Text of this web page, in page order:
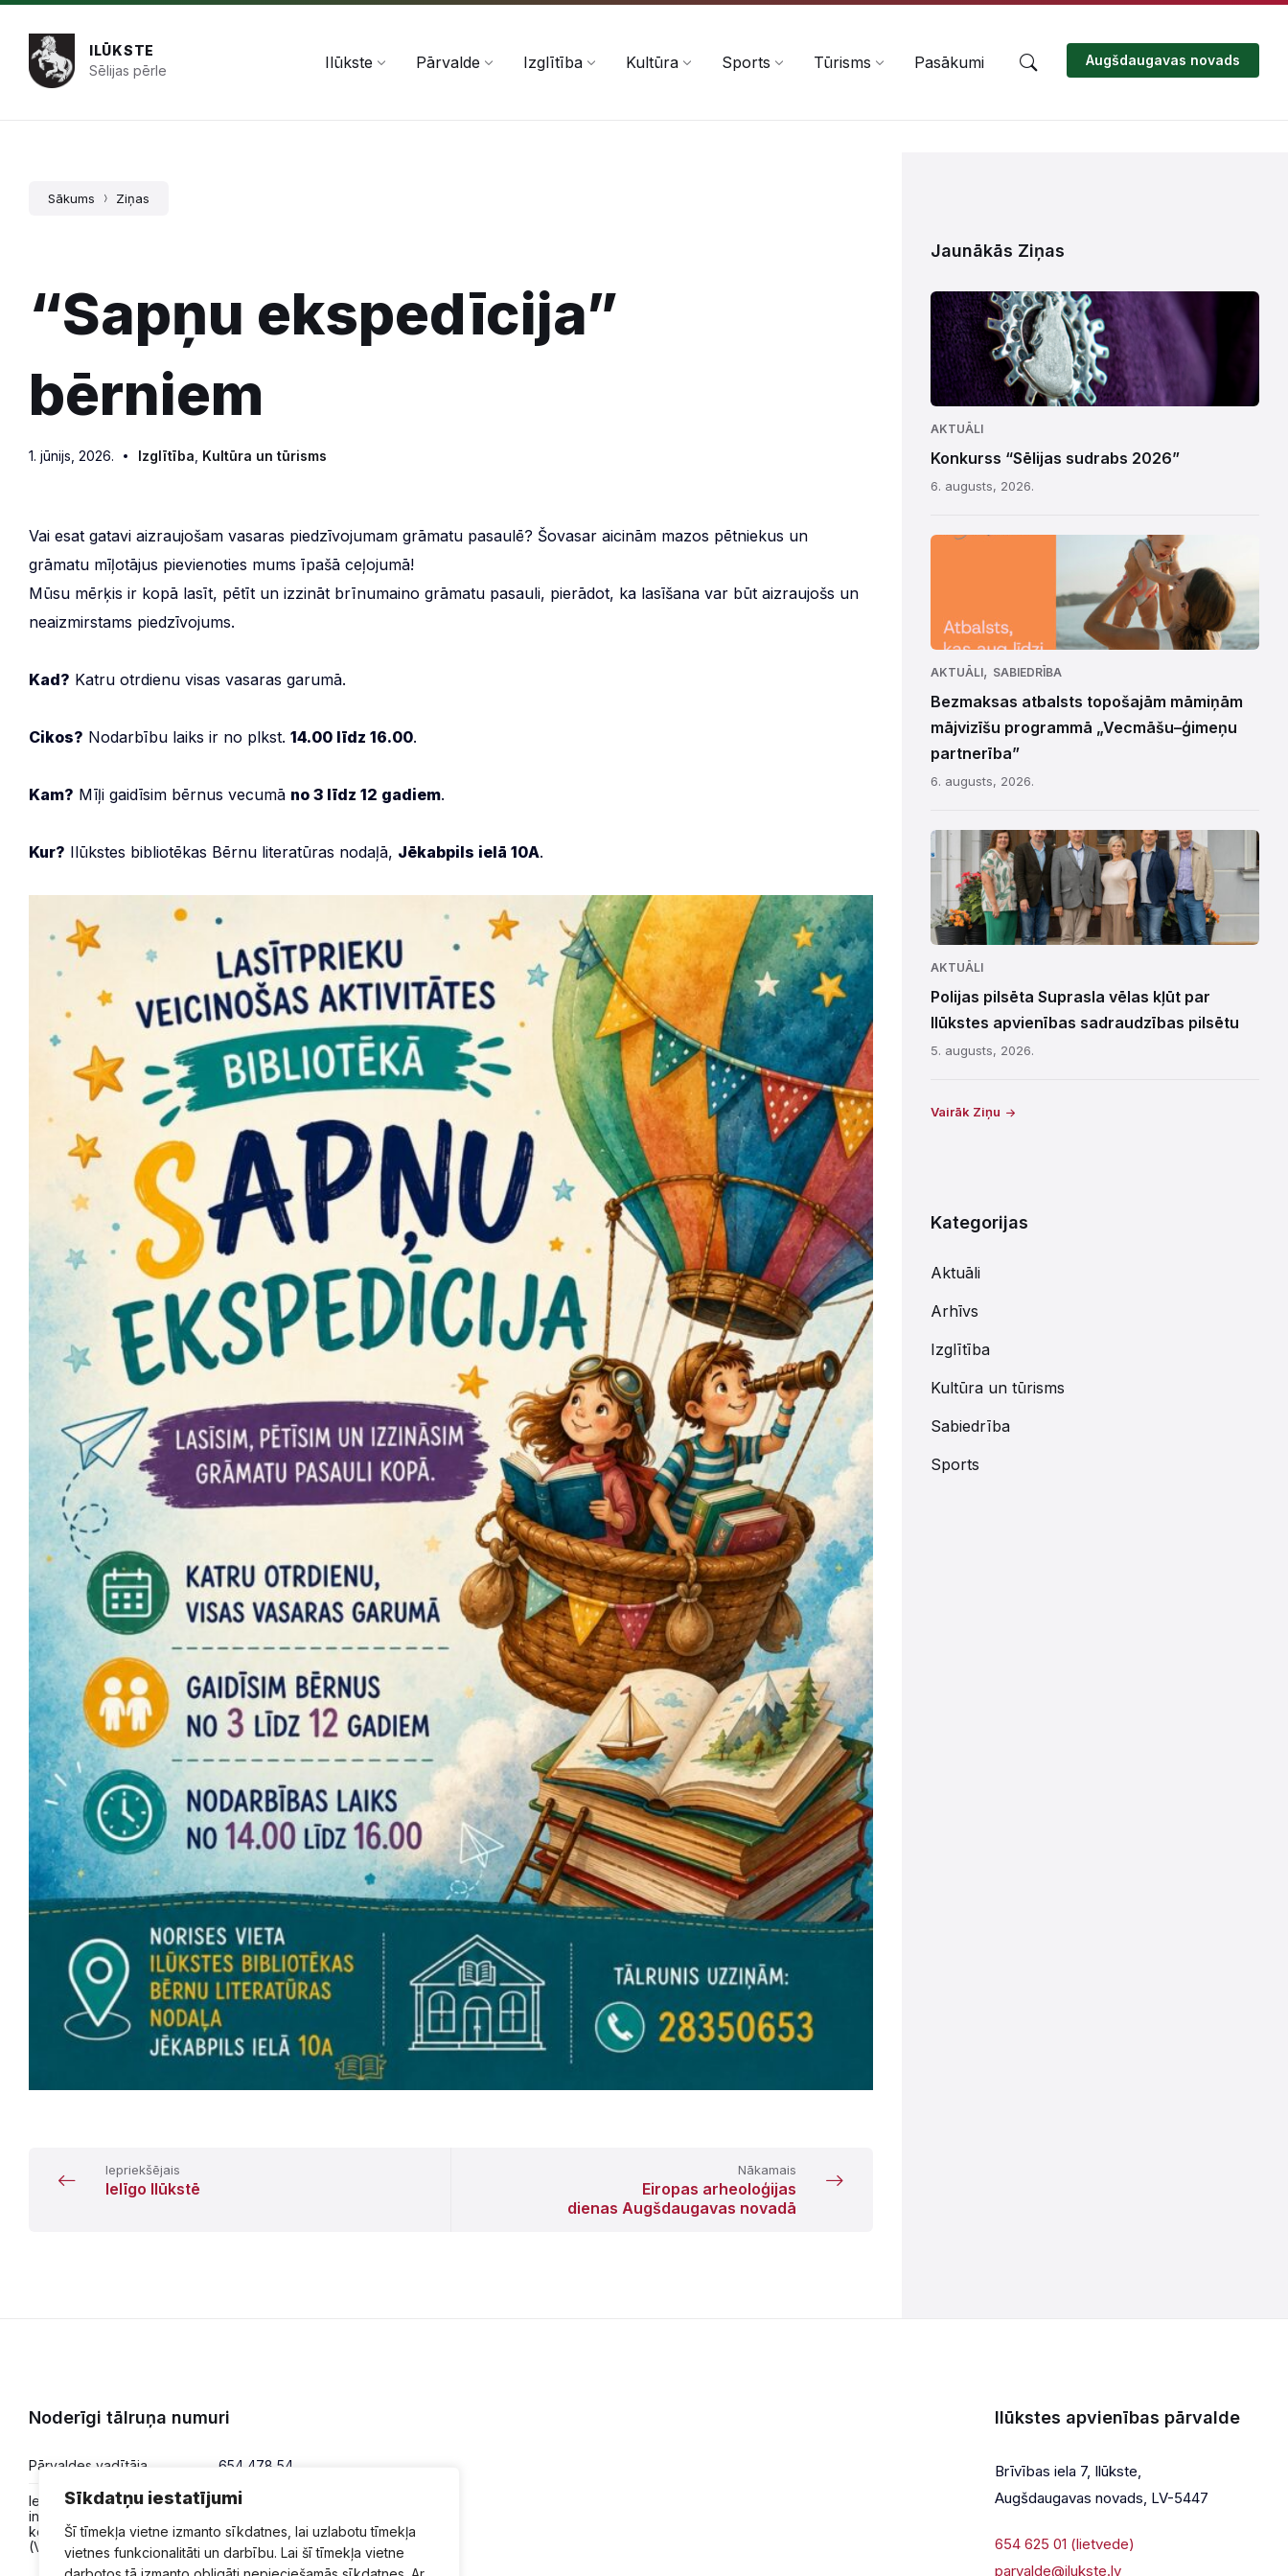
Sīkdatņu iestatījumi
Šī tīmekļa vietne izmanto sīkdatnes, lai uzlabotu tīmekļa
vietnes funkcionalitāti un darbību. Lai šī tīmekļa vietne
Pāriet
saturu
Skip
navigation
Skip
footer
ILŪKSTE
Sēlijas pērle
Ilūkste Pārvalde Izglītība Kultūra Sports Tūrisms Pasākumi Augšdaugavas novads
Sākums Ziņas
“Sapņu ekspedīcija”
bērniem
1. jūnijs, 2026. Izglītība Kultūra un tūrisms
Vai esat gatavi aizraujošam vasaras piedzīvojumam grāmatu pasaulē? Šovasar aicinām mazos pētniekus un
grāmatu mīļotājus pievienoties mums īpašā ceļojumā!
Mūsu mērķis ir kopā lasīt, pētīt un izzināt brīnumaino grāmatu pasauli, pierādot, ka lasīšana var būt aizraujošs un
neaizmirstams piedzīvojums.
Kad? Katru otrdienu visas vasaras garumā.
Cikos? Nodarbību laiks ir no plkst. 14.00 līdz 16.00.
Kam? Mīļi gaidīsim bērnus vecumā no 3 līdz 12 gadiem.
Kur? Ilūkstes bibliotēkas Bērnu literatūras nodaļā, Jēkabpils ielā 10A.
Iepriekšējais
Ielīgo Ilūkstē
Nākamais
Eiropas arheoloģijas
dienas Augšdaugavas novadā
Jaunākās Ziņas
AKTUĀLI
Konkurss “Sēlijas sudrabs 2026”
6. augusts, 2026.
AKTUĀLI, SABIEDRĪBA
Bezmaksas atbalsts topošajām māmiņām
mājvizīšu programmā „Vecmāšu–ģimeņu
partnerība”
6. augusts, 2026.
AKTUĀLI
Polijas pilsēta Suprasla vēlas kļūt par
Ilūkstes apvienības sadraudzības pilsētu
5. augusts, 2026.
Vairāk Ziņu
Kategorijas
Aktuāli
Arhīvs
Izglītība
Kultūra un tūrisms
Sabiedrība
Sports
Noderīgi tālruņa numuri
Pārvaldes vadītāja 654 478 54
Iesniegumi,
informācija,
konsultācijas
(VPVKAC)
654 478 50
Ilūkstes apvienības pārvalde
Brīvības iela 7, Ilūkste,
Augšdaugavas novads, LV-5447
654 625 01 (lietvede)
parvalde@ilukste.lv